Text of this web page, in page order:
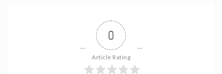
0
Article Rating